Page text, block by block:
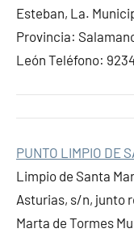
Esteban, La.
Provincia:
León Teléfono:
PUNTO LIMPIO DE
Limpio de Santa
Asturias, s/n, junto
Marta de Tormes